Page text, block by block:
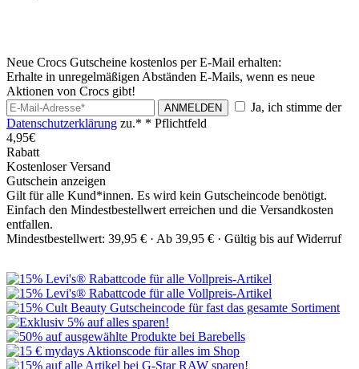
Neue Crocs Gutscheine kostenlos per E-Mail erhalten:
Erhalte in unregelmäßigen Abständen E-Mails, wenn es neue
Aktionen von Crocs gibt!
ANMELDEN
Ja, ich stimme der
Datenschutzerklärung zu.* * Pflichtfeld
4,95€
Rabatt
Kostenloser Versand
Gutschein anzeigen
Gilt für alle Kund*innen. Es wird kein Gutscheincode benötigt.
Einfach den Mindestbestellwert erreichen und die Versandkosten
entfallen.
Mindestbestellwert: 39,95 € · Ab 39,95 € · Gültig bis auf Widerruf